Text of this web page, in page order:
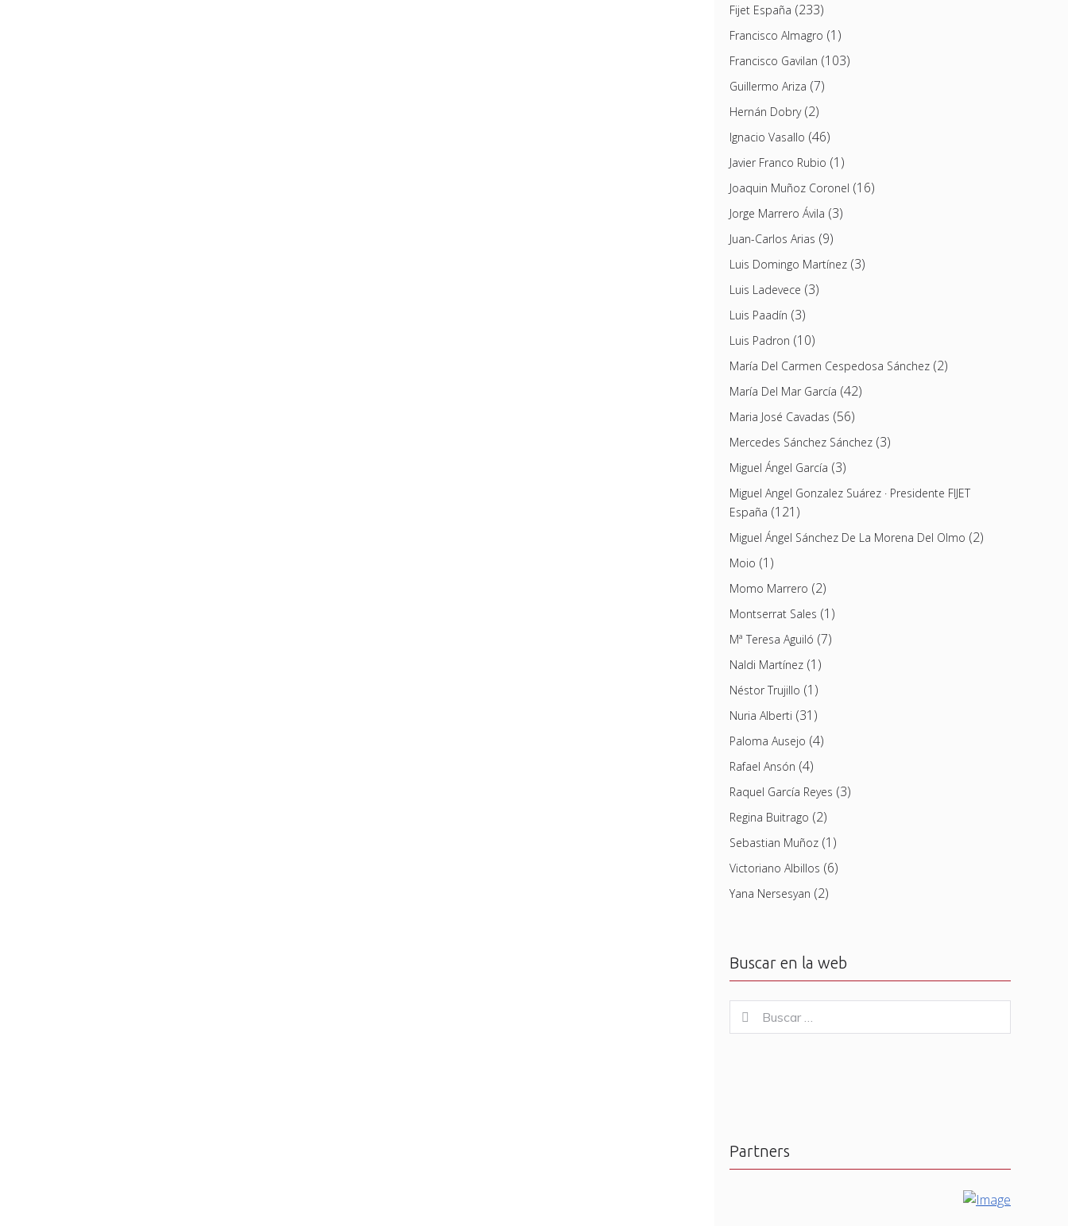
Fijet España (233)
Francisco Almagro (1)
Francisco Gavilan (103)
Guillermo Ariza (7)
Hernán Dobry(2)
Ignacio Vasallo (46)
Javier Franco Rubio (1)
Joaquin Muñoz Coronel (16)
Jorge Marrero Ávila (3)
Juan-Carlos Arias (9)
Luis Domingo Martínez(3)
Luis Ladevece (3)
Luis Paadín (3)
Luis Padron (10)
María Del Carmen Cespedosa Sánchez(2)
María Del Mar García (42)
Maria José Cavadas (56)
Mercedes Sánchez Sánchez(3)
Miguel Ángel García (3)
Miguel Angel Gonzalez Suárez · Presidente FIJET
España (121)
Miguel Ángel Sánchez De La Morena Del Olmo (2)
Moio (1)
Momo Marrero (2)
Montserrat Sales (1)
Mª Teresa Aguiló (7)
Naldi Martínez(1)
Néstor Trujillo (1)
Nuria Alberti (31)
Paloma Ausejo (4)
Rafael Ansón (4)
Raquel García Reyes (3)
Regina Buitrago (2)
Sebastian Muñoz(1)
Victoriano Albillos (6)
Yana Nersesyan (2)
Buscar en la web
for:
Buscar
Partners